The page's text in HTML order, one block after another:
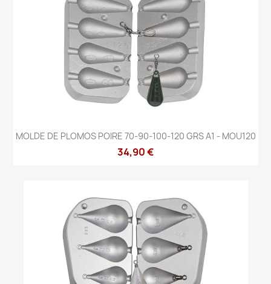
MOLDE DE PLOMOS POIRE 70-90-100-120 GRS A1 - MOU120
34,90 €